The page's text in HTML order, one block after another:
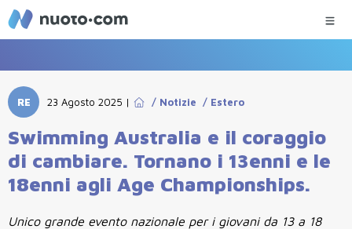
RE 23 Agosto 2025 | / Notizie / Estero
Swimming Australia e il coraggio
di cambiare. Tornano i 13enni e le
18enni agli Age Championships.
Unico grande evento nazionale per i giovani da 13 a 18